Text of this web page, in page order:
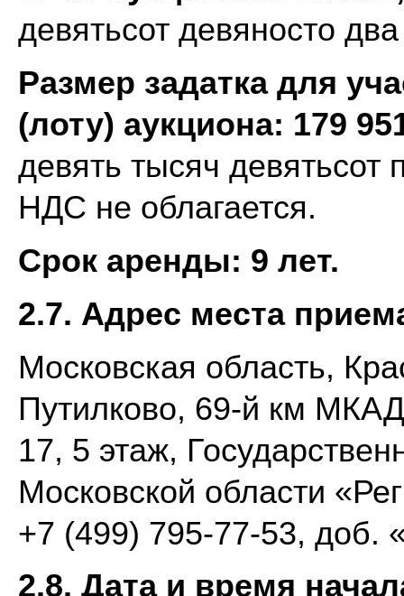
девятьсот девяносто
Размер задатка для
(лоту) аукциона: 179
девять тысяч девятьсот
НДС не облагается.
Срок аренды: 9 лет.
2.7. Адрес места
Московская область,
Путилково, 69-й км
17, 5 этаж,
Московской области
+7 (499) 795-77-53, доб.
2.8. Дата и время